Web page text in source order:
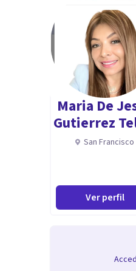
Maria De
Gutierrez
San Francisco
Ver perfil